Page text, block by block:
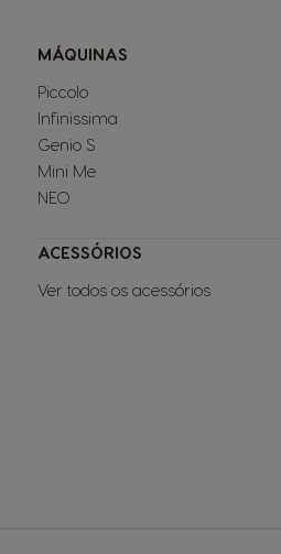
MÁQUINAS
Piccolo
Infinissima
Genio S
Mini Me
NEO
ACESSÓRIOS
Ver todos os acessórios